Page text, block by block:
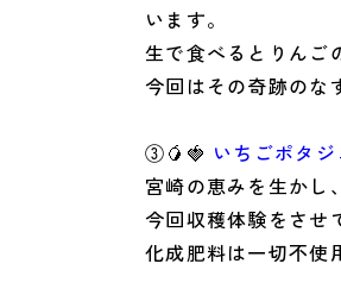
います。
生で食べるとりんご
今回はその奇跡のな
③🥭🍓 いちごポタジ
宮崎の恵みを生かし
今回収穫体験をさせ
化成肥料は一切不使